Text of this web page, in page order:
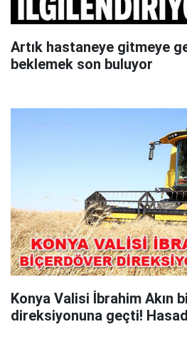
Artık hastaneye gitmeye
beklemek son buluyor
Konya Valisi İbrahim Akın
direksiyonuna geçti!